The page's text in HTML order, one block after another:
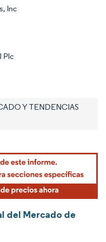
Inc
Plc
Y TENDENCIAS
del Mercado de